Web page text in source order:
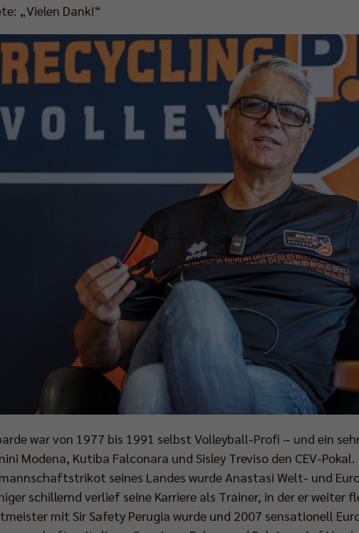
„Vielen Dank!“
war von 1977 bis 1991 selbst Volleyball-Profi – und ein
Modena, Kutiba Falconara und Sisley Treviso den CEV-
seines Landes wurde Anastasi Welt- und
schillernd verlief seine Karriere als Trainer, in der er weiter
mit Sir Safety Perugia wurde und 2007 sensationell